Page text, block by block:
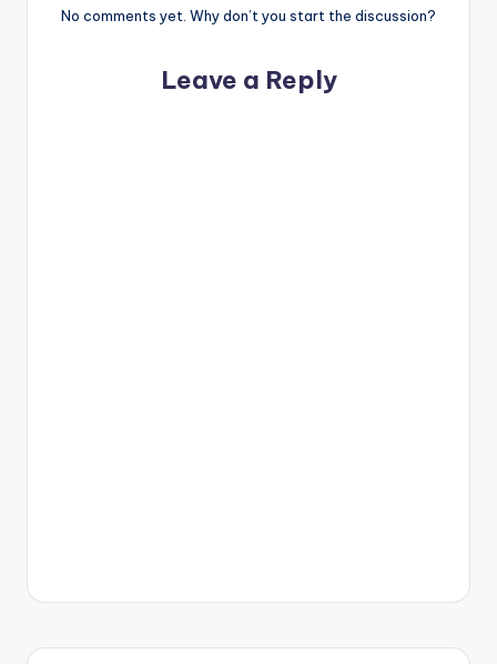
No comments yet. Why don’t you start the discussion?
Leave a Reply